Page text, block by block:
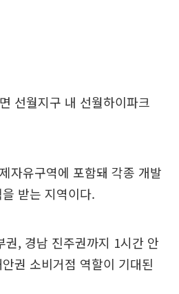
선월지구 내 선월하이파크
자유구역에 포함돼 각종 개발
받는 지역이다.
권, 경남 진주권까지 1시간 안
권 소비거점 역할이 기대된